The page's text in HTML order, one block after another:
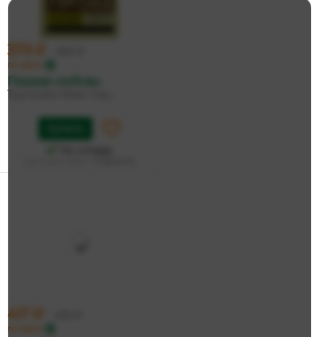
379 ₽
по карте
Тургенев Иван Сер...
417 ₽
по карте